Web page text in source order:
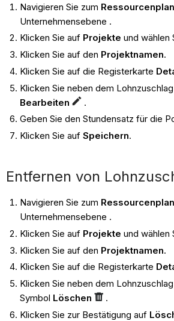
Navigieren Sie zum
Unternehmensebene .
Klicken Sie auf Projekte und wählen
Klicken Sie auf den Projektnamen.
Klicken Sie auf die Registerkarte
Klicken Sie neben dem
Bearbeiten
.
Geben Sie den Stundensatz für die
Klicken Sie auf Speichern.
Entfernen von
Navigieren Sie zum
Unternehmensebene .
Klicken Sie auf Projekte und wählen
Klicken Sie auf den Projektnamen.
Klicken Sie auf die Registerkarte
Klicken Sie neben dem
Symbol Löschen
.
Klicken Sie zur Bestätigung auf